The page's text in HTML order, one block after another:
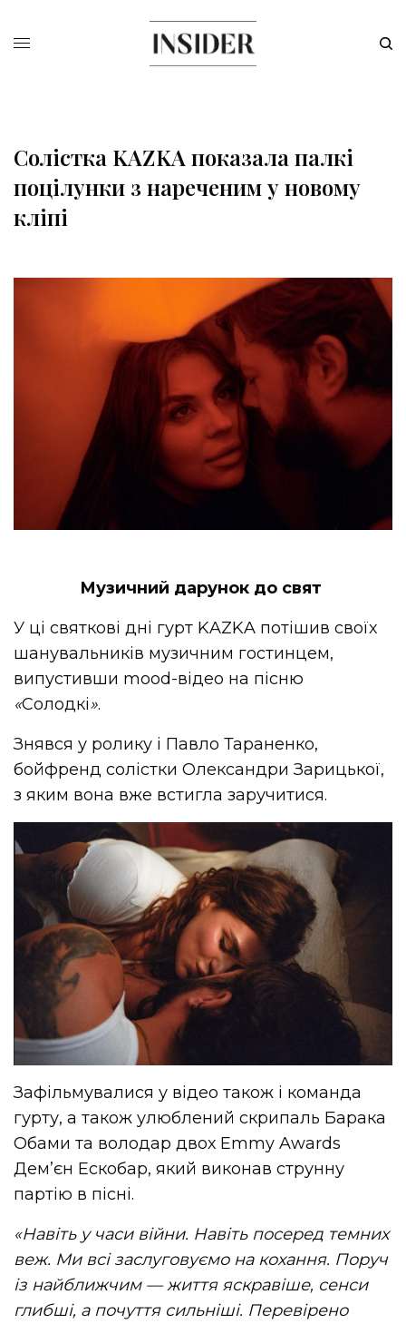
Солістка KAZKA показала палкі
поцілунки з нареченим у новому
кліпі
Музичний дарунок до свят
У ці святкові дні гурт KAZKA потішив своїх
шанувальників музичним гостинцем,
випустивши mood-відео на пісню
«Солодкі».
Знявся у ролику і Павло Тараненко,
бойфренд солістки Олександри Зарицької,
з яким вона вже встигла заручитися.
Зафільмувалися у відео також і команда
гурту, а також улюблений скрипаль Барака
Обами та володар двох Emmy Awards
Дем’єн Ескобар, який виконав струнну
партію в пісні.
«Навіть у часи війни. Навіть посеред темних
веж. Ми всі заслуговуємо на кохання. Поруч
із найближчим — життя яскравіше, сенси
глибші, а почуття сильніші. Перевірено